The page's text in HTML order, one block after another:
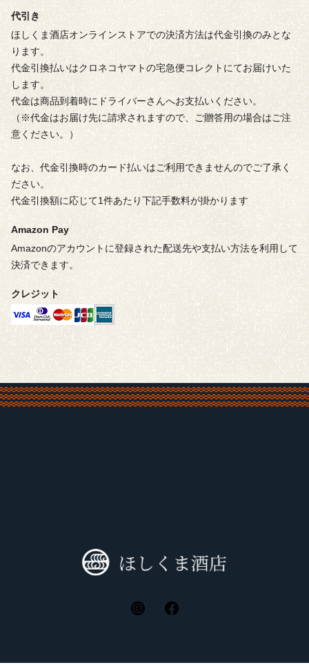
代引き
ほしくま酒店オンラインストアでの決済方法は代金引換のみとな
ります。
代金引換払いはクロネコヤマトの宅急便コレクトにてお届けいた
します。
代金は商品到着時にドライバーさんへお支払いください。
（※代金はお届け先に請求されますので、ご贈答用の場合はご注
意ください。）
なお、代金引換時のカード払いはご利用できませんのでご了承く
ださい。
代金引換額に応じて1件あたり下記手数料が掛かります
Amazon Pay
Amazonのアカウントに登録された配送先や支払い方法を利用して
決済できます。
クレジット